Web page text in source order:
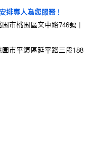
排專人為您服務 !
市桃園區文中路746號｜
市平鎮區延平路三段188